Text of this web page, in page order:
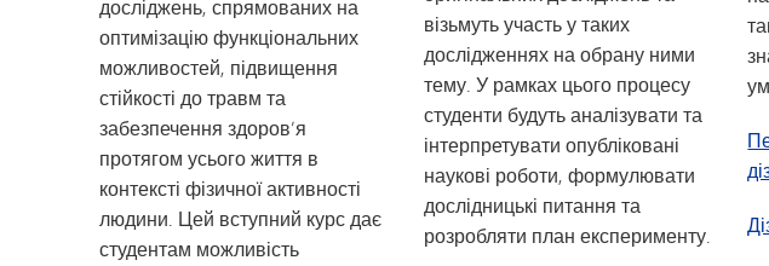
досліджень, спрямованих на
оптимізацію функціональних
можливостей, підвищення
стійкості до травм та
забезпечення здоров’я
протягом усього життя в
контексті фізичної активності
людини. Цей вступний курс дає
студентам можливість
візьмуть участь у таких
дослідженнях на обрану ними
тему. У рамках цього процесу
студенти будуть аналізувати та
інтерпретувати опубліковані
наукові роботи, формулювати
дослідницькі питання та
розробляти план експерименту.